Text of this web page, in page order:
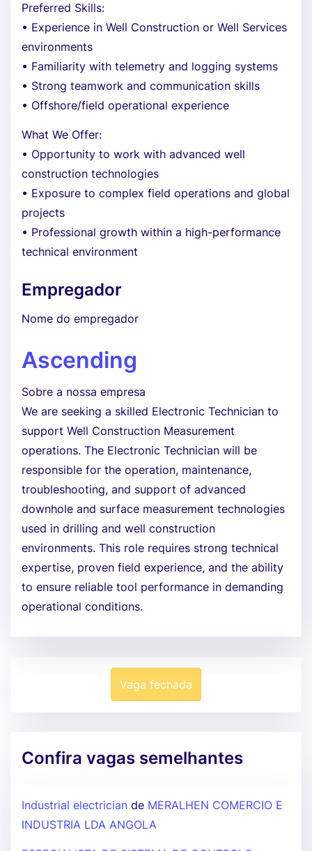
Preferred Skills:
• Experience in Well Construction or Well Services
environments
• Familiarity with telemetry and logging systems
• Strong teamwork and communication skills
• Offshore/field operational experience
What We Offer:
• Opportunity to work with advanced well
construction technologies
• Exposure to complex field operations and global
projects
• Professional growth within a high-performance
technical environment
Empregador
Nome do empregador
Ascending
Sobre a nossa empresa
We are seeking a skilled Electronic Technician to
support Well Construction Measurement
operations. The Electronic Technician will be
responsible for the operation, maintenance,
troubleshooting, and support of advanced
downhole and surface measurement technologies
used in drilling and well construction
environments. This role requires strong technical
expertise, proven field experience, and the ability
to ensure reliable tool performance in demanding
operational conditions.
Vaga fechada
Confira vagas semelhantes
Industrial electrician de MERALHEN COMERCIO E
INDUSTRIA LDA ANGOLA